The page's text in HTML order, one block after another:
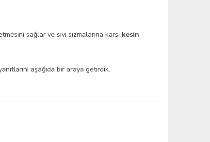
sağlar ve sıvı sızmalarına karşı kesin
aşağıda bir araya getirdik.